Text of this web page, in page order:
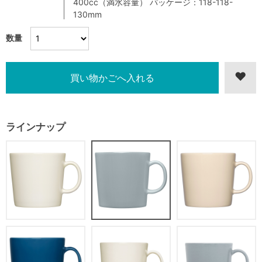
数量
130mm
ラインナップ